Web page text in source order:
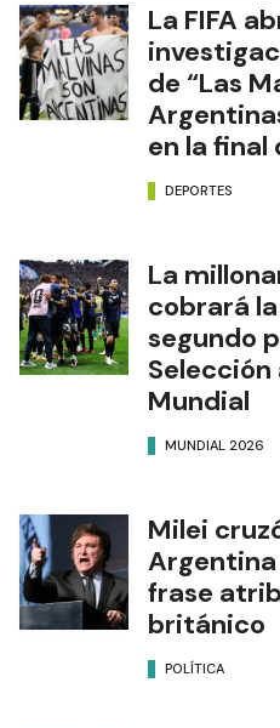
La FIFA
de “Las
en la final
DEPORTES
La
cobrará
segundo
Mundial
MUNDIAL 2026
Milei
Argentina
frase
británico
POLÍTICA